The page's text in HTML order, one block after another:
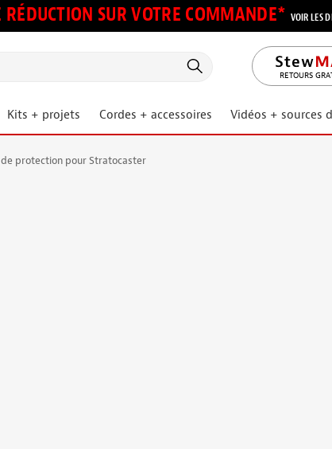
RÉDUCTION SUR VOTRE COMMANDE* VOIR LES
RETOURS
Kits + projets Cordes + accessoires Vidéos + sources
de protection pour Stratocaster